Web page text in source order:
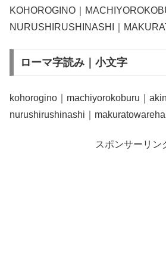
KOHOROGINO｜
NURUSHIRUSHINASHI｜
ローマ字読み｜小文字
kohorogino｜machiyorokoburu｜
nurushirushinashi｜makuratowareha
スポンサーリン